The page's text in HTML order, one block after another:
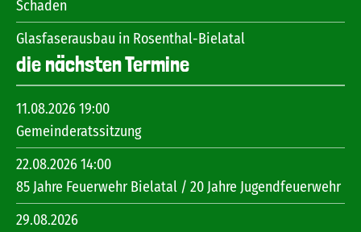
Schaden
Glasfaserausbau in Rosenthal-Bielatal
die nächsten Termine
11.08.2026 19:00
Gemeinderatssitzung
22.08.2026 14:00
85 Jahre Feuerwehr Bielatal / 20 Jahre Jugendfeuerwehr
29.08.2026